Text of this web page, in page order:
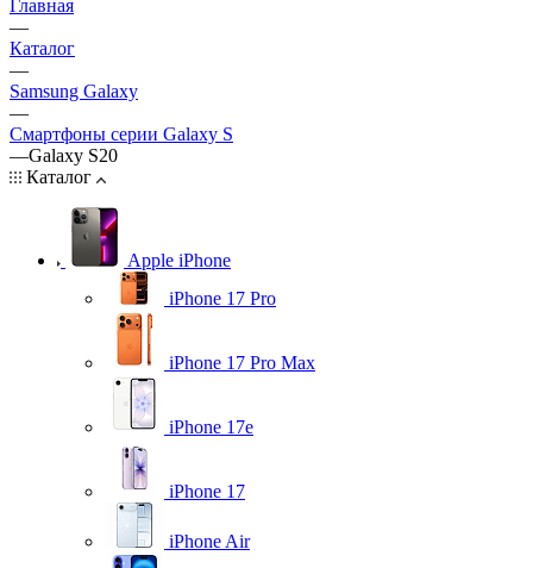
Главная
—
Каталог
—
Samsung Galaxy
—
Смартфоны серии Galaxy S
—Galaxy S20
Каталог
Apple iPhone
iPhone 17 Pro
iPhone 17 Pro Max
iPhone 17e
iPhone 17
iPhone Air